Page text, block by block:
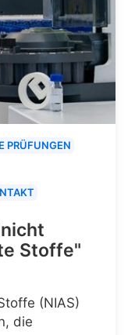
PRÜFUNGEN
Stoffe"
(NIAS)
die